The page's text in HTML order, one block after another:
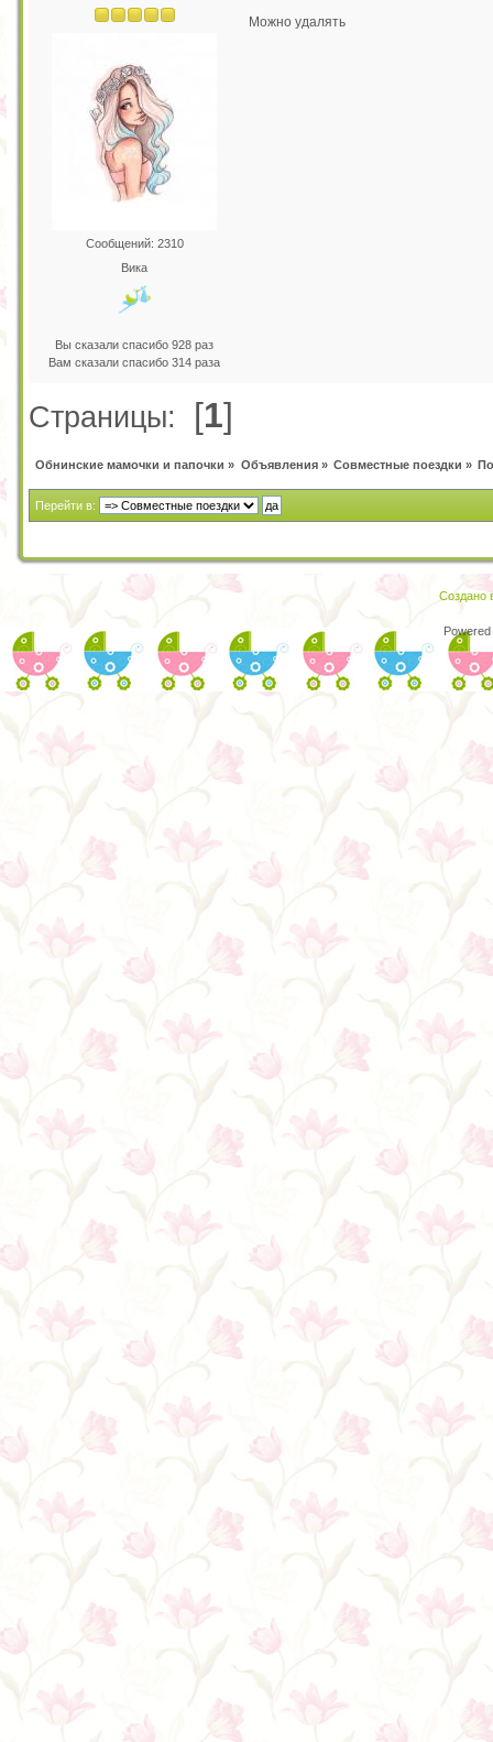
Сообщений: 2310
Вика
Вы сказали спасибо 928 раз
Вам сказали спасибо 314 раза
Можно удалять
Страницы: [1]
Обнинские мамочки и папочки » Объявления» Совместные поездки »
Перейти в:
Создано